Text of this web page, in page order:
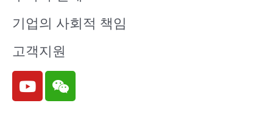
기업의 사회적 책임
고객지원
Y
o
W
e